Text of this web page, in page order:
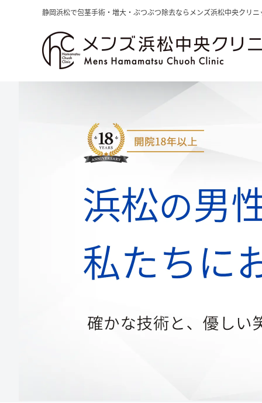
静岡浜松で包茎手術・増大・ぶつぶつ除去ならメンズ浜松中央クリニ